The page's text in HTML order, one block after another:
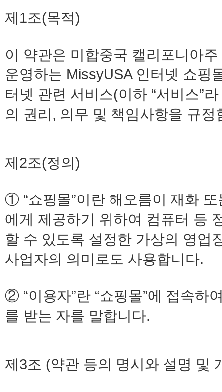
제1조(목적)
이 약관은 미합중국 캘리포니아
운영하는 MissyUSA 인터넷 쇼핑
터넷 관련 서비스(이하 “서비스”
의 권리, 의무 및 책임사항을 규
제2조(정의)
① “쇼핑몰”이란 해오름이 재화
에게 제공하기 위하여 컴퓨터 등
할 수 있도록 설정한 가상의 영업
사업자의 의미로도 사용합니다.
② “이용자”란 “쇼핑몰”에 접속하
를 받는 자를 말합니다.
제3조 (약관 등의 명시와 설명 및